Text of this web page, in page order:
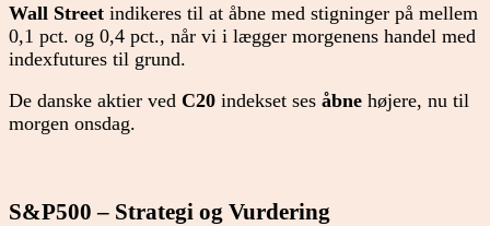
Wall Street indikeres til at åbne med stigninger på mellem
0,1 pct. og 0,4 pct., når vi i lægger morgenens handel med
indexfutures til grund.
De danske aktier ved C20 indekset ses åbne højere, nu til
morgen onsdag.
S&P500 – Strategi og Vurdering